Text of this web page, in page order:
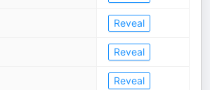
Reveal
Reveal
Reveal